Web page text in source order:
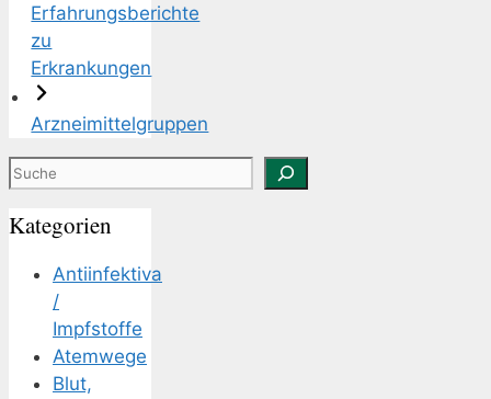
Erfahrungsberichte
zu
Erkrankungen
Arzneimittelgruppen
Suchen
Kategorien
Antiinfektiva
/
Impfstoffe
Atemwege
Blut,